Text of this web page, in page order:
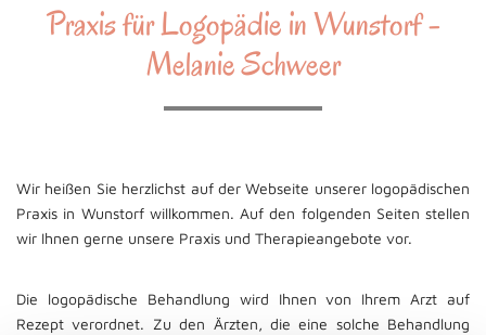
Praxis für Logopädie in Wunstorf -
Melanie Schweer
Wir heißen Sie herzlichst auf der Webseite unserer logopädischen
Praxis in Wunstorf willkommen. Auf den folgenden Seiten stellen
wir Ihnen gerne unsere Praxis und Therapieangebote vor.
Die logopädische Behandlung wird Ihnen von Ihrem Arzt auf
Rezept verordnet. Zu den Ärzten, die eine solche Behandlung